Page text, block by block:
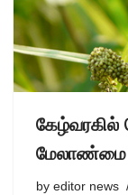
மேலாண்மை
by editor news